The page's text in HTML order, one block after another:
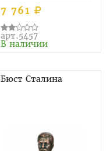
7 761
арт.5457
В наличии
Бюст Сталина